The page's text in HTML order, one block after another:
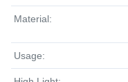
Material:
Usage: